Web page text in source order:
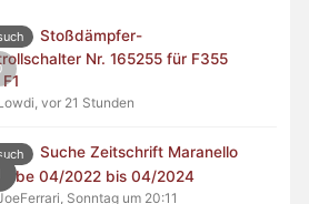
Stoßdämpfer-
Nr. 165255 für F355
vor 21 Stunden
Suche Zeitschrift Maranello
04/2022 bis 04/2024
Sonntag um 20:11